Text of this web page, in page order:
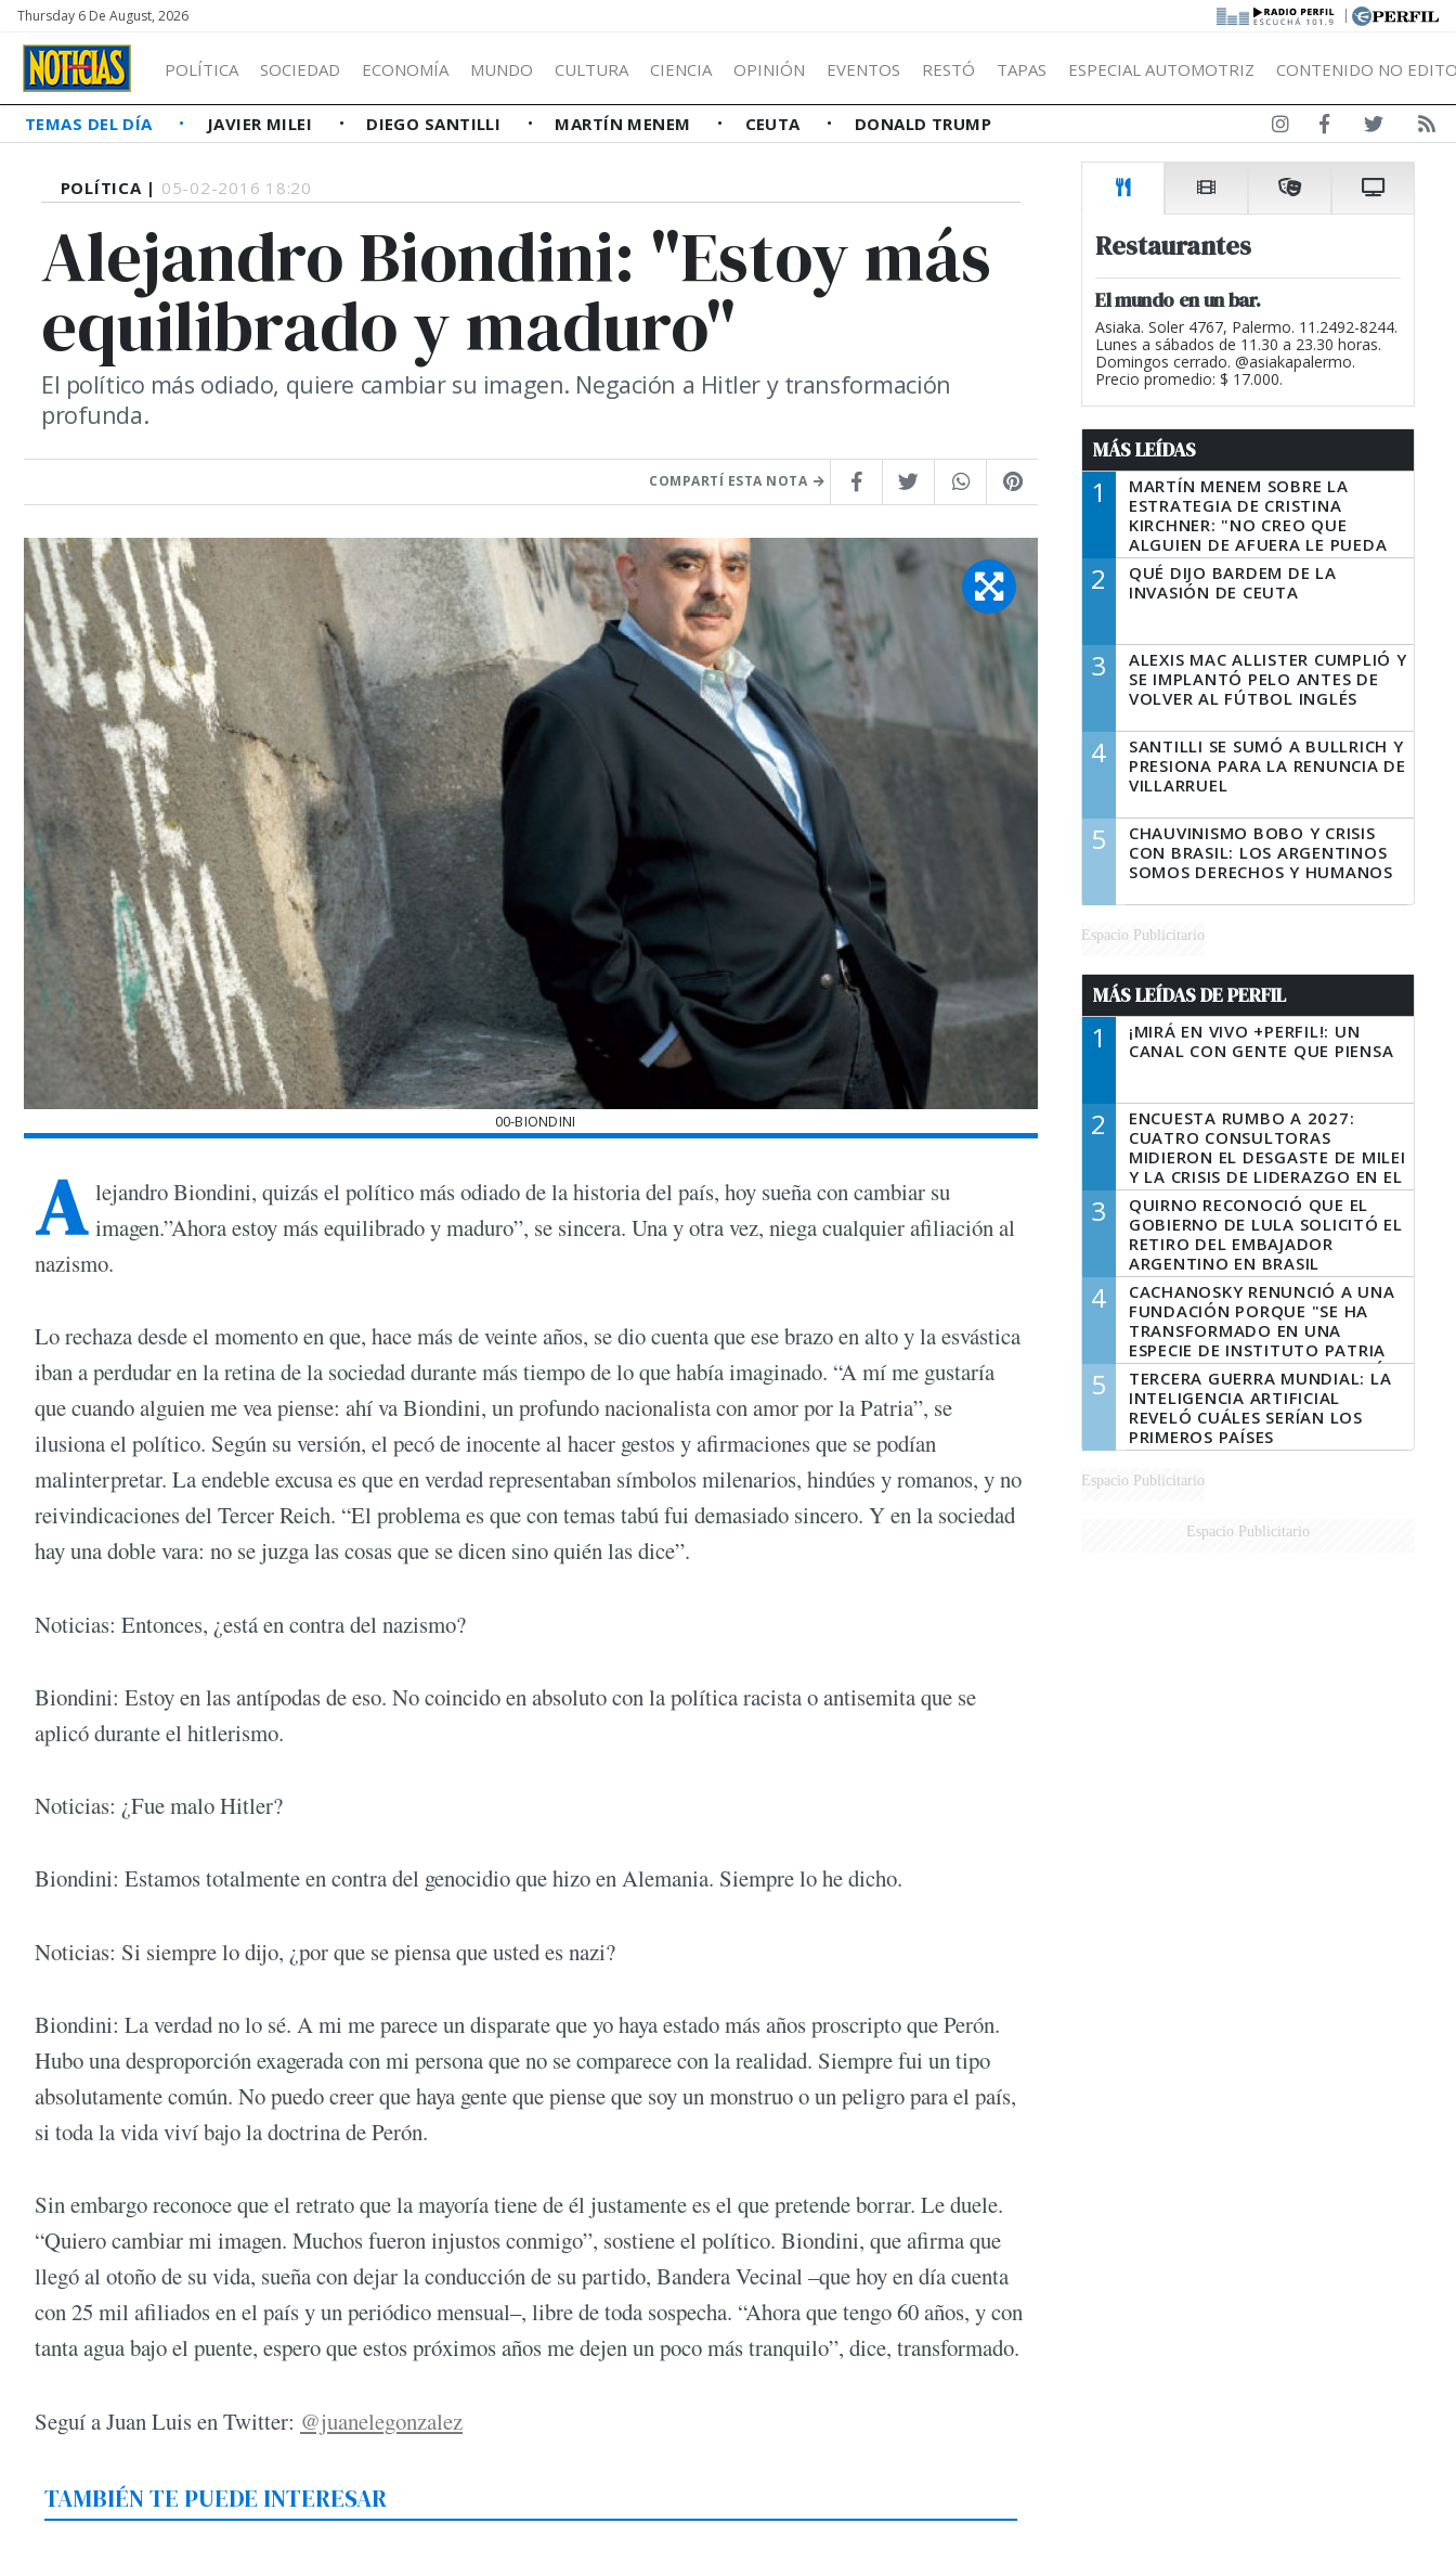
Thursday 6 De August, 2026 |
POLÍTICA SOCIEDAD ECONOMÍA MUNDO CULTURA CIENCIA OPINIÓN EVENTOS RESTÓ TAPAS ESPECIAL AUTOMOTRIZ CONTENIDO NO
TEMAS DEL DÍA JAVIER MILEI DIEGO SANTILLI MARTÍN MENEM CEUTA DONALD TRUMP
POLÍTICA | 05-02-2016 18:20
Alejandro Biondini: "Estoy más
equilibrado y maduro"
El político más odiado, quiere cambiar su imagen. Negación a Hitler y transformación
profunda.
COMPARTÍ ESTA NOTA
00-BIONDINI
A lejandro Biondini, quizás el político más odiado de la historia del país, hoy sueña con cambiar su
imagen.”Ahora estoy más equilibrado y maduro”, se sincera. Una y otra vez, niega cualquier afiliación al
nazismo.
Lo rechaza desde el momento en que, hace más de veinte años, se dio cuenta que ese brazo en alto y la esvástica
iban a perdudar en la retina de la sociedad durante más tiempo de lo que había imaginado. “A mí me gustaría
que cuando alguien me vea piense: ahí va Biondini, un profundo nacionalista con amor por la Patria”, se
ilusiona el político. Según su versión, el pecó de inocente al hacer gestos y afirmaciones que se podían
malinterpretar. La endeble excusa es que en verdad representaban símbolos milenarios, hindúes y romanos, y no
reivindicaciones del Tercer Reich. “El problema es que con temas tabú fui demasiado sincero. Y en la sociedad
hay una doble vara: no se juzga las cosas que se dicen sino quién las dice”.
Noticias: Entonces, ¿está en contra del nazismo?
Biondini: Estoy en las antípodas de eso. No coincido en absoluto con la política racista o antisemita que se
aplicó durante el hitlerismo.
Noticias: ¿Fue malo Hitler?
Biondini: Estamos totalmente en contra del genocidio que hizo en Alemania. Siempre lo he dicho.
Noticias: Si siempre lo dijo, ¿por que se piensa que usted es nazi?
Biondini: La verdad no lo sé. A mi me parece un disparate que yo haya estado más años proscripto que Perón.
Hubo una desproporción exagerada con mi persona que no se comparece con la realidad. Siempre fui un tipo
absolutamente común. No puedo creer que haya gente que piense que soy un monstruo o un peligro para el país,
si toda la vida viví bajo la doctrina de Perón.
Sin embargo reconoce que el retrato que la mayoría tiene de él justamente es el que pretende borrar. Le duele.
“Quiero cambiar mi imagen. Muchos fueron injustos conmigo”, sostiene el político. Biondini, que afirma que
llegó al otoño de su vida, sueña con dejar la conducción de su partido, Bandera Vecinal –que hoy en día cuenta
con 25 mil afiliados en el país y un periódico mensual–, libre de toda sospecha. “Ahora que tengo 60 años, y con
tanta agua bajo el puente, espero que estos próximos años me dejen un poco más tranquilo”, dice, transformado.
Seguí a Juan Luis en Twitter: @juanelegonzalez
TAMBIÉN TE PUEDE INTERESAR
Restaurantes
El mundo en un bar.
Asiaka. Soler 4767, Palermo. 11.2492-8244.
Lunes a sábados de 11.30 a 23.30 horas.
Domingos cerrado. @asiakapalermo.
Precio promedio: $ 17.000.
MÁS LEÍDAS
1
MARTÍN MENEM SOBRE LA
ESTRATEGIA DE CRISTINA
KIRCHNER: "NO CREO QUE
ALGUIEN DE AFUERA LE PUEDA
DECIR A LA JUSTICIA LO QUE
TIENE QUE HACER"
2
QUÉ DIJO BARDEM DE LA
INVASIÓN DE CEUTA
3
ALEXIS MAC ALLISTER CUMPLIÓ Y
SE IMPLANTÓ PELO ANTES DE
VOLVER AL FÚTBOL INGLÉS
4
SANTILLI SE SUMÓ A BULLRICH Y
PRESIONA PARA LA RENUNCIA DE
VILLARRUEL
5
CHAUVINISMO BOBO Y CRISIS
CON BRASIL: LOS ARGENTINOS
SOMOS DERECHOS Y HUMANOS
Espacio Publicitario
MÁS LEÍDAS DE PERFIL
1
¡MIRÁ EN VIVO +PERFIL!: UN
CANAL CON GENTE QUE PIENSA
2
ENCUESTA RUMBO A 2027:
CUATRO CONSULTORAS
MIDIERON EL DESGASTE DE MILEI
Y LA CRISIS DE LIDERAZGO EN EL
PERONISMO
3
QUIRNO RECONOCIÓ QUE EL
GOBIERNO DE LULA SOLICITÓ EL
RETIRO DEL EMBAJADOR
ARGENTINO EN BRASIL
4
CACHANOSKY RENUNCIÓ A UNA
FUNDACIÓN PORQUE "SE HA
TRANSFORMADO EN UNA
ESPECIE DE INSTITUTO PATRIA
INCONDICIONAL DE LA GESTIÓN
DE MILEI"
5
TERCERA GUERRA MUNDIAL: LA
INTELIGENCIA ARTIFICIAL
REVELÓ CUÁLES SERÍAN LOS
PRIMEROS PAÍSES
LATINOAMERICANOS EN SER
DERROTADOS
Espacio Publicitario
Espacio Publicitario